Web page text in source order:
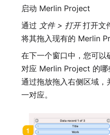
启动 Merlin Project
通过 文件 > 打开打开文
将其拖入现有的 Merlin
在下一个窗口中，您可
对应 Merlin Project 的
通过拖放拖入右侧区域，
一对应。